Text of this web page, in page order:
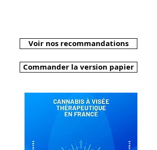
Voir nos recommandations
Commander la version papier